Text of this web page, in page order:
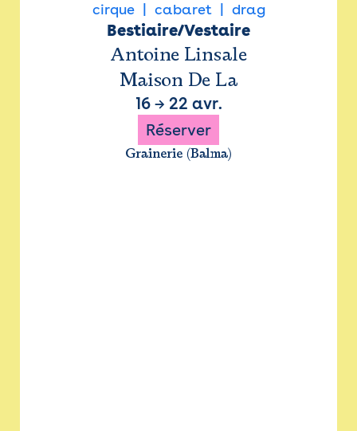
cirque cabaret drag
Bestiaire/Vestaire
Antoine Linsale
Maison De La
16→ 22 avr.
Réserver
Grainerie (Balma)